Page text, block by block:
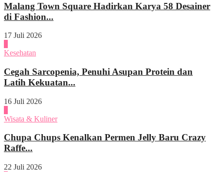
Malang Town Square Hadirkan Karya 58 Desainer
di Fashion...
17 Juli 2026
Kesehatan
Cegah Sarcopenia, Penuhi Asupan Protein dan
Latih Kekuatan...
16 Juli 2026
Wisata & Kuliner
Chupa Chups Kenalkan Permen Jelly Baru Crazy
Raffe...
22 Juli 2026